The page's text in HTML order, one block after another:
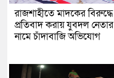
রাজশাহীতে মাদকের বিরুদ্ধে
প্রতিবাদ করায় যুবদল নেতার
নামে চাঁদাবাজি অভিযোগ